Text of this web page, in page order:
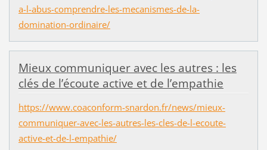
a-l-abus-comprendre-les-mecanismes-de-la-
domination-ordinaire/
Mieux communiquer avec les autres : les
clés de l’écoute active et de l’empathie
https://www.coaconform-snardon.fr/news/mieux-
communiquer-avec-les-autres-les-cles-de-l-ecoute-
active-et-de-l-empathie/